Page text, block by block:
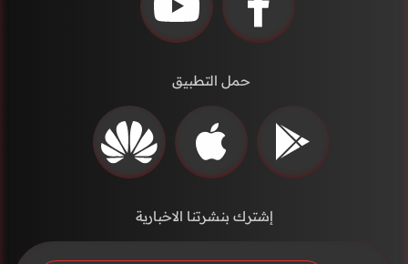
حمل التطبيق
إشترك بنشرتنا الاخبارية